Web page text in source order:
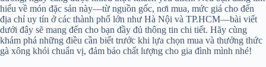
hiểu về món đặc sản này—từ nguồn gốc, nơi mua, mức giá cho đến
địa chỉ uy tín ở các thành phố lớn như Hà Nội và TP.HCM—bài viết
dưới đây sẽ mang đến cho bạn đầy đủ thông tin chi tiết. Hãy cùng
khám phá những điều cần biết trước khi lựa chọn mua và thưởng thức
gà xông khói chuẩn vị, đảm bảo chất lượng cho gia đình mình nhé!